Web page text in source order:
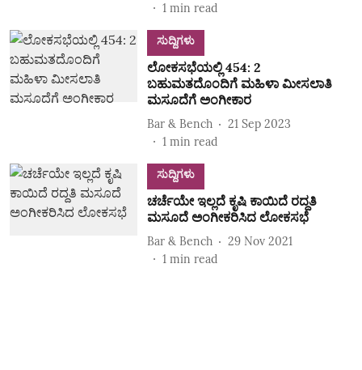
1 min read
ಸುದ್ದಿಗಳು
ಲೋಕಸಭೆಯಲ್ಲಿ 454: 2
ಬಹುಮತದೊಂದಿಗೆ ಮಹಿಳಾ ಮೀಸಲಾತಿ
ಮಸೂದೆಗೆ ಅಂಗೀಕಾರ
Bar & Bench
21 Sep 2023
1 min read
ಸುದ್ದಿಗಳು
ಚರ್ಚೆಯೇ ಇಲ್ಲದೆ ಕೃಷಿ ಕಾಯಿದೆ ರದ್ದತಿ
ಮಸೂದೆ ಅಂಗೀಕರಿಸಿದ ಲೋಕಸಭೆ
Bar & Bench
29 Nov 2021
1 min read